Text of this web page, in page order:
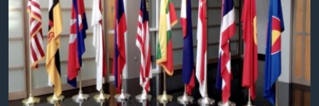
ວິທະຍາສາດ-ເທັກໂນໂລຈີ
ທຸລະກິດ
ພາສາອັງກິດ
ວີດີໂອ